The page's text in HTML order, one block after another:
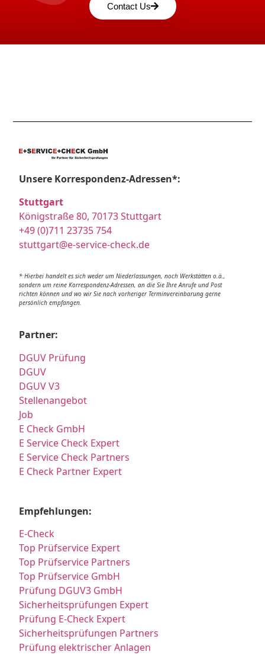
Contact Us
Unsere Korrespondenz-Adressen*:
Stuttgart
Königstraße 80, 70173 Stuttgart
+49 (0)711 23735 754
stuttgart@e-service-check.de
* Hierbei handelt es sich weder um Niederlassungen, noch Werkstätten o.ä.,
sondern um reine Korrespondenz-Adressen, an die Sie Ihre Anrufe und Post
richten können und wo wir Sie nach vorheriger Terminvereinbarung gerne
persönlich empfangen.
Partner:
DGUV Prüfung
DGUV
DGUV V3
Stellenangebot
Job
E Check GmbH
E Service Check Expert
E Service Check Partners
E Check Partner Expert
Empfehlungen:
E-Check
Top Prüfservice Expert
Top Prüfservice Partners
Top Prüfservice GmbH
Prüfung DGUV3 GmbH
Sicherheitsprüfungen Expert
Prüfung E-Check Expert
Sicherheitsprüfungen Partners
Prüfung elektrischer Anlagen